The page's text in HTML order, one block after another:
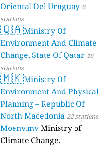
Oriental Del Uruguay 6
stations
🇶🇦Ministry Of
Environment And Climate
Change, State Of Qatar 16
stations
🇲🇰Ministry Of
Environment And Physical
Planning – Republic Of
North Macedonia 22 stations
Moenv.mvMinistry of
Climate Change,